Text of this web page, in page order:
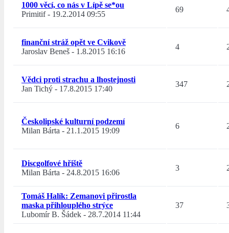
1000 věcí, co nás v Lípě se*ou
Primitif- 19.2.2014 09:55
69
finanční stráž opět ve Cvikově
Jaroslav Beneš - 1.8.2015 16:16
4
Vědci proti strachu a lhostejnosti
Jan Tichý - 17.8.2015 17:40
347
Českolipské kulturní podzemí
Milan Bárta - 21.1.2015 19:09
6
Discgolfové hřiště
Milan Bárta - 24.8.2015 16:06
3
Tomáš Halík: Zemanovi přirostla
maska přihlouplého strýce
Lubomír B. Šádek - 28.7.2014 11:44
37